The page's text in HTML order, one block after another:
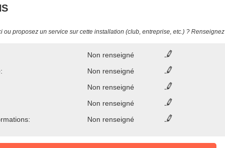
ou proposez un service sur cette installation (club, entreprise, etc.) ? Renseignez
Non renseigné
Non renseigné
Non renseigné
Non renseigné
Non renseigné